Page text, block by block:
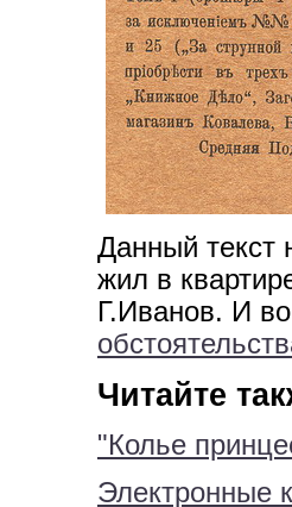
Данный текст
жил в
Г.Иванов. И
Читайте
"Колье
Электронные